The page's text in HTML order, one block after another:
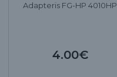
Adapteris FG-HP 4010HP
4.00€